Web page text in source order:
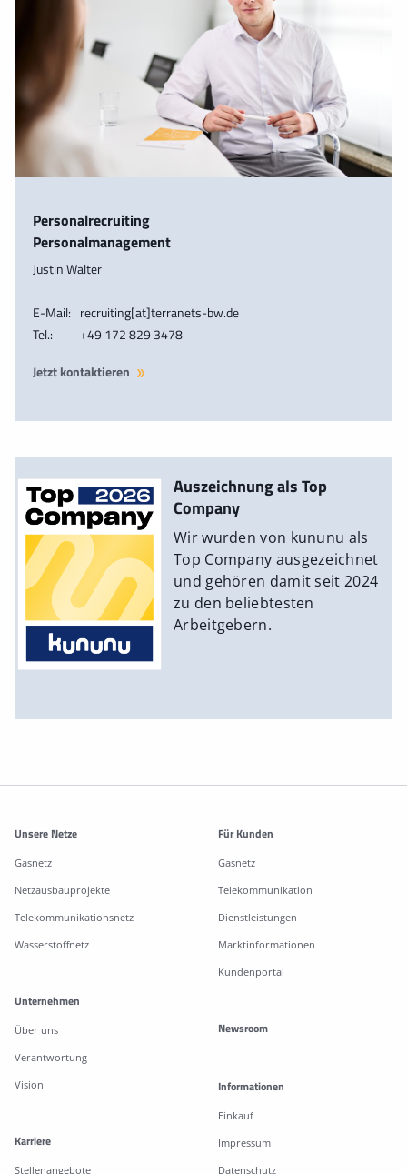
Personalrecruiting
Personalmanagement
Justin Walter
E-Mail: recruiting[at]terranets-bw.de
Tel.:
+49 172 829 3478
Jetzt kontaktieren
Auszeichnung als Top
Company
Wir wurden von kununu als
Top Company ausgezeichnet
und gehören damit seit 2024
zu den beliebtesten
Arbeitgebern.
Weitere Informationen
Unsere Netze
Gasnetz
Netzausbauprojekte
Telekommunikationsnetz
Wasserstoffnetz
Für Kunden
Gasnetz
Telekommunikation
Dienstleistungen
Marktinformationen
Kundenportal
Unternehmen
Über uns
Verantwortung
Vision
Karriere
Stellenangebote
Newsroom
Informationen
Einkauf
Impressum
Datenschutz